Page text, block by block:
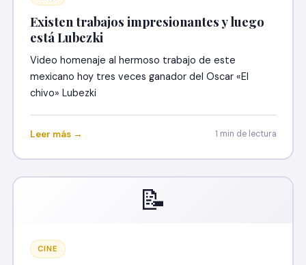
Existen trabajos impresionantes y luego
está Lubezki
Video homenaje al hermoso trabajo de este
mexicano hoy tres veces ganador del Oscar «El
chivo» Lubezki
Leer más → 1 min de lectura
📝
CINE